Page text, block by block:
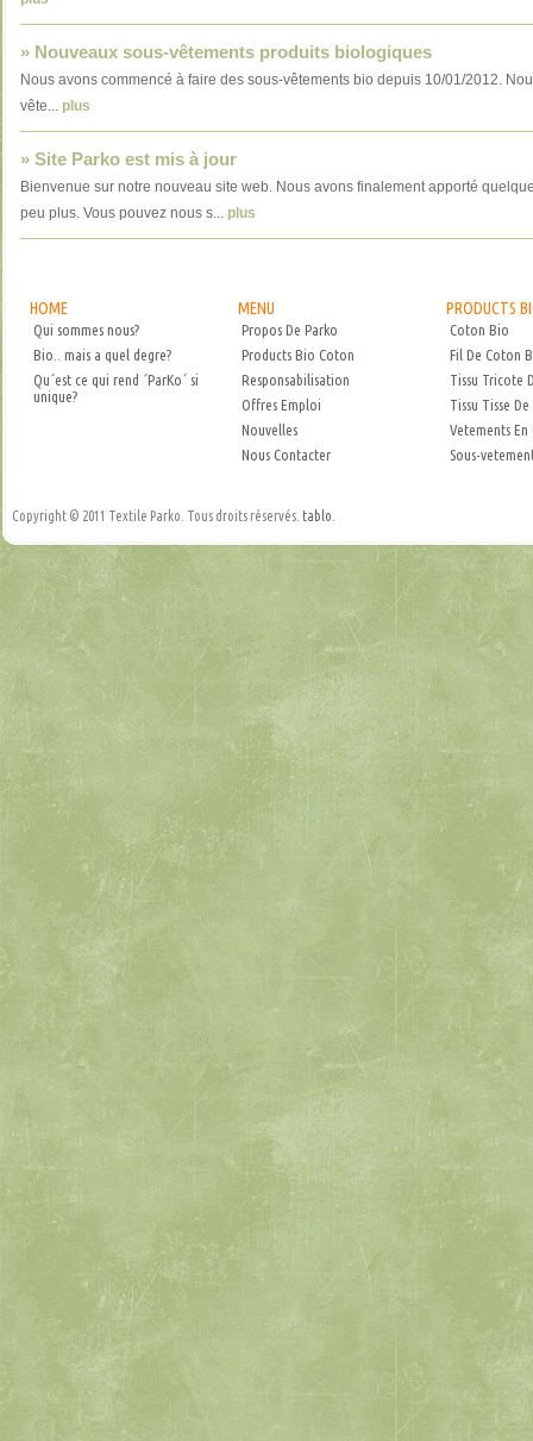
» Nouveaux sous-vêtements produits biologiques
Nous avons commencé à faire des sous-vêtements bio depuis 10/01/2012.
vête... plus
» Site Parko est mis à jour
Bienvenue sur notre nouveau site web. Nous avons finalement apporté
peu plus. Vous pouvez nous s... plus
HOME
Qui sommes nous?
Bio.. mais a quel degre?
Qu´est ce qui rend ´ParKo´ si
unique?
MENU
Propos De Parko
Products Bio Coton
Responsabilisation
Offres Emploi
Nouvelles
Nous Contacter
PRODUCTS
Coton Bio
Fil De Coton
Tissu Tricote
Tissu Tisse
Vetements
Sous-
Copyright © 2011 Textile Parko. Tous droits réservés. tablo